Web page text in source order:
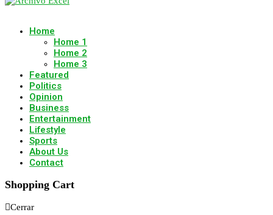
Home
Home 1
Home 2
Home 3
Featured
Politics
Opinion
Business
Entertainment
Lifestyle
Sports
About Us
Contact
Shopping Cart
Cerrar